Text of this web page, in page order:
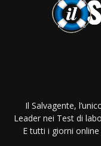
Il Salvagente,
Leader nei Test di
E tutti i giorni